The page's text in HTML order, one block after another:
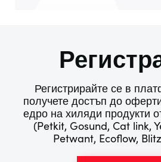
Регистрирайте се в
получете достъп до
едро на хиляди продукти
(Petkit, Gosund, Cat link,
Petwant, Ecoflow,